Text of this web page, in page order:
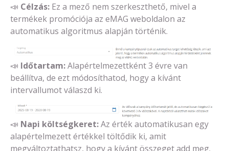
📣 Célzás: Ez a mező nem szerkeszthető, mivel a
termékek promóciója az eMAG weboldalon az
automatikus algoritmus alapján történik.
📣 Időtartam:Alapértelmezettként 3 évre van
beállítva, de ezt módosíthatod, hogy a kívánt
intervallumot válaszd ki.
📣 Napi költségkeret:Az érték automatikusan egy
alapértelmezett értékkel töltődik ki, amit
megváltoztathatsz, hogy a kívánt összeget add meg.